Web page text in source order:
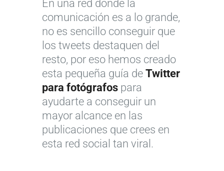
En una red donde la
comunicación es a lo grande,
no es sencillo conseguir que
los tweets destaquen del
resto, por eso hemos creado
esta pequeña guía de Twitter
para fotógrafos para
ayudarte a conseguir un
mayor alcance en las
publicaciones que crees en
esta red social tan viral.